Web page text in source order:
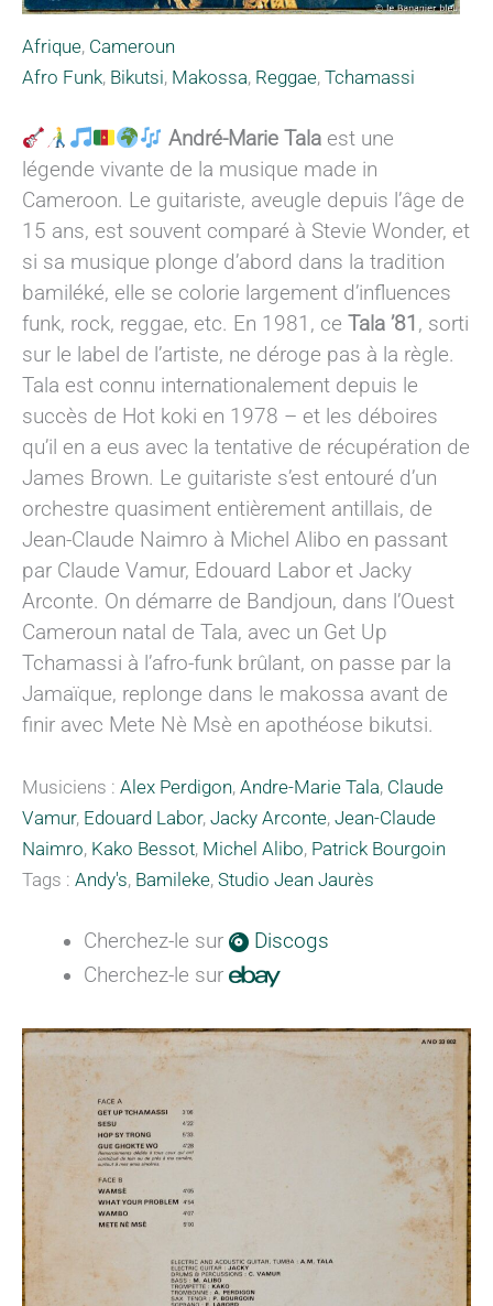
Afrique, Cameroun
Afro Funk, Bikutsi, Makossa, Reggae, Tchamassi
André-Marie Talaest une
légende vivante de la musique made in
Cameroon. Le guitariste, aveugle depuis l’âge de
15 ans, est souvent comparé à Stevie Wonder, et
si sa musique plonge d’abord dans la tradition
bamiléké, elle se colorie largement d’influences
funk, rock, reggae, etc. En 1981, ce Tala ’81 , sorti
sur le label de l’artiste, ne déroge pas à la règle.
Tala est connu internationalement depuis le
succès de Hot koki en 1978 – et les déboires
qu’il en a eus avec la tentative de récupération de
James Brown. Le guitariste s’est entouré d’un
orchestre quasiment entièrement antillais, de
Jean-Claude Naimro à Michel Alibo en passant
par Claude Vamur, Edouard Labor et Jacky
Arconte. On démarre de Bandjoun, dans l’Ouest
Cameroun natal de Tala, avec un Get Up
Tchamassi à l’afro-funk brûlant, on passe par la
Jamaïque, replonge dans le makossa avant de
finir avec Mete Nè Msè en apothéose bikutsi.
Musiciens : Alex Perdigon, Andre-Marie Tala, Claude
Vamur, Edouard Labor, Jacky Arconte, Jean-Claude
Naimro, Kako Bessot, Michel Alibo, Patrick Bourgoin
Tags : Andy's, Bamileke, Studio Jean Jaurès
Cherchez-le sur
Discogs
Cherchez-le sur